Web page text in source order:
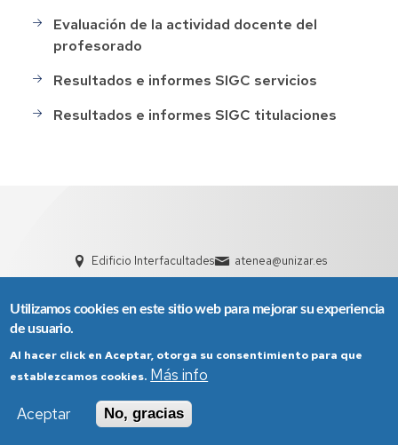
Evaluación de la actividad docente del
profesorado
Resultados e informes SIGC servicios
Resultados e informes SIGC titulaciones
Edificio Interfacultades atenea@unizar.es
Política de Privacidad
Utilizamos cookies en este sitio web para mejorar su experiencia
de usuario.
Al hacer click en Aceptar, otorga su consentimiento para que
establezcamos cookies. Más info
Aceptar
No, gracias